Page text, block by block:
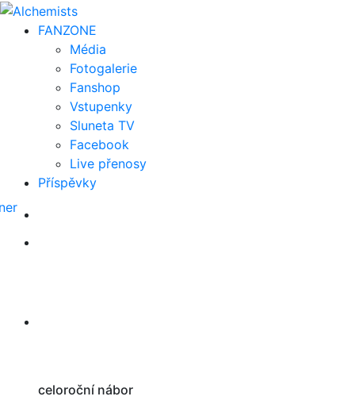
FANZONE
Média
Fotogalerie
Fanshop
Vstupenky
Sluneta TV
Facebook
Live přenosy
Příspěvky
celoroční nábor